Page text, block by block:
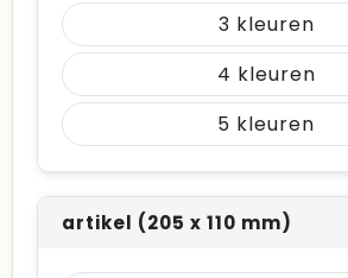
3
4
5
artikel (205 x 110 mm)